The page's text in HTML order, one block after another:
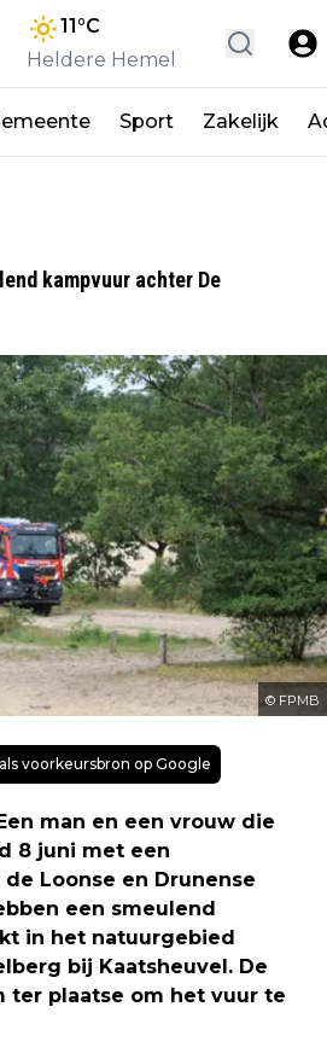
11°C
Heldere Hemel
Sport Zakelijk
kampvuur achter De
© FPMB
voorkeursbron op Google
Een man en een vrouw die
8 juni met een
Loonse en Drunense
een smeulend
in het natuurgebied
bij Kaatsheuvel. De
ter plaatse om het vuur te